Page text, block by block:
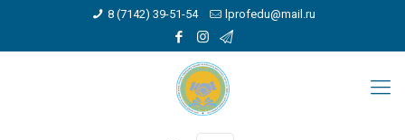
8 (7142) 39-51-54 lprofedu@mail.ru